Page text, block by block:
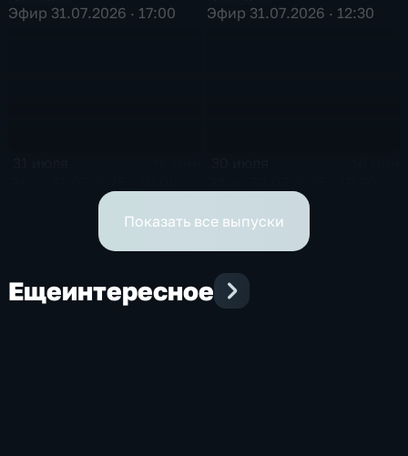
Эфир 31.07.2026 · 17:00
Эфир 31.07.2026 · 12:30
Показать все выпуски
Ещеинтересное